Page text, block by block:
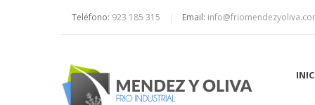
Teléfono: 923 185 315 Email: